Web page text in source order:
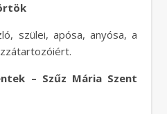
szülei, apósa, anyósa, a
– Szűz Mária Szent